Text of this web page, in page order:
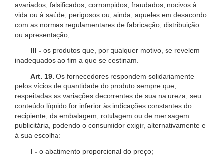
avariados, falsificados, corrompidos, fraudados, nocivos à
vida ou à saúde, perigosos ou, ainda, aqueles em desacordo
com as normas regulamentares de fabricação, distribuição
ou apresentação;
III - os produtos que, por qualquer motivo, se revelem
inadequados ao fim a que se destinam.
Art. 19. Os fornecedores respondem solidariamente
pelos vícios de quantidade do produto sempre que,
respeitadas as variações decorrentes de sua natureza, seu
conteúdo líquido for inferior às indicações constantes do
recipiente, da embalagem, rotulagem ou de mensagem
publicitária, podendo o consumidor exigir, alternativamente e
à sua escolha:
I - o abatimento proporcional do preço;